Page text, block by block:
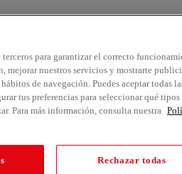
para garantizar el correcto
mejorar nuestros servicios y mostrarte
de navegación. Puedes aceptar todas
tus preferencias para seleccionar qué tipos
Para más información, consulta nuestra
Rechazar todas